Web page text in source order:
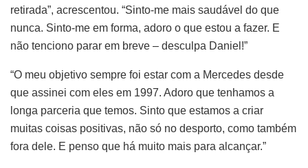
retirada”, acrescentou. “Sinto-me mais saudável do que
nunca. Sinto-me em forma, adoro o que estou a fazer. E
não tenciono parar em breve – desculpa Daniel!”
“O meu objetivo sempre foi estar com a Mercedes desde
que assinei com eles em 1997. Adoro que tenhamos a
longa parceria que temos. Sinto que estamos a criar
muitas coisas positivas, não só no desporto, como também
fora dele. E penso que há muito mais para alcançar.”